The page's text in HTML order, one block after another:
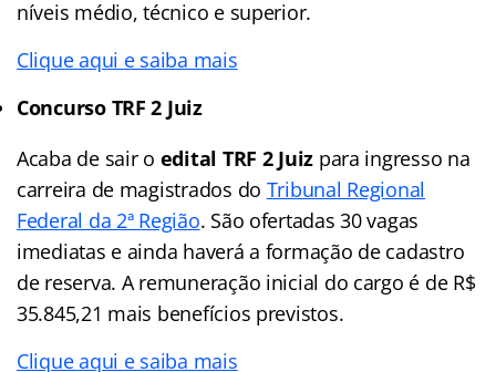
níveis médio, técnico e superior.
Clique aqui e saiba mais
Concurso TRF 2 Juiz
Acaba de sair o edital TRF 2 Juiz para ingresso na
carreira de magistrados do Tribunal Regional
Federal da 2ª Região. São ofertadas 30 vagas
imediatas e ainda haverá a formação de cadastro
de reserva. A remuneração inicial do cargo é de R$
35.845,21 mais benefícios previstos.
Clique aqui e saiba mais